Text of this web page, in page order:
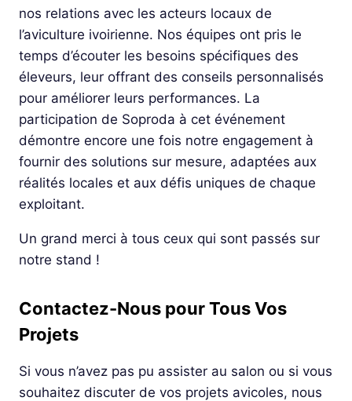
nos relations avec les acteurs locaux de
l’aviculture ivoirienne. Nos équipes ont pris le
temps d’écouter les besoins spécifiques des
éleveurs, leur offrant des conseils personnalisés
pour améliorer leurs performances. La
participation de Soproda à cet événement
démontre encore une fois notre engagement à
fournir des solutions sur mesure, adaptées aux
réalités locales et aux défis uniques de chaque
exploitant.
Un grand merci à tous ceux qui sont passés sur
notre stand !
Contactez-Nous pour Tous Vos
Projets
Si vous n’avez pas pu assister au salon ou si vous
souhaitez discuter de vos projets avicoles, nous